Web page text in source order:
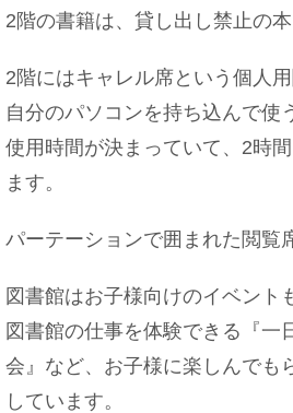
2階の書籍は、貸し出し禁止の本
2階にはキャレル席という個人
自分のパソコンを持ち込んで使
使用時間が決まっていて、2時
ます。
パーテーションで囲まれた閲覧
図書館はお子様向けのイベント
図書館の仕事を体験できる『一
会』など、お子様に楽しんでも
しています。